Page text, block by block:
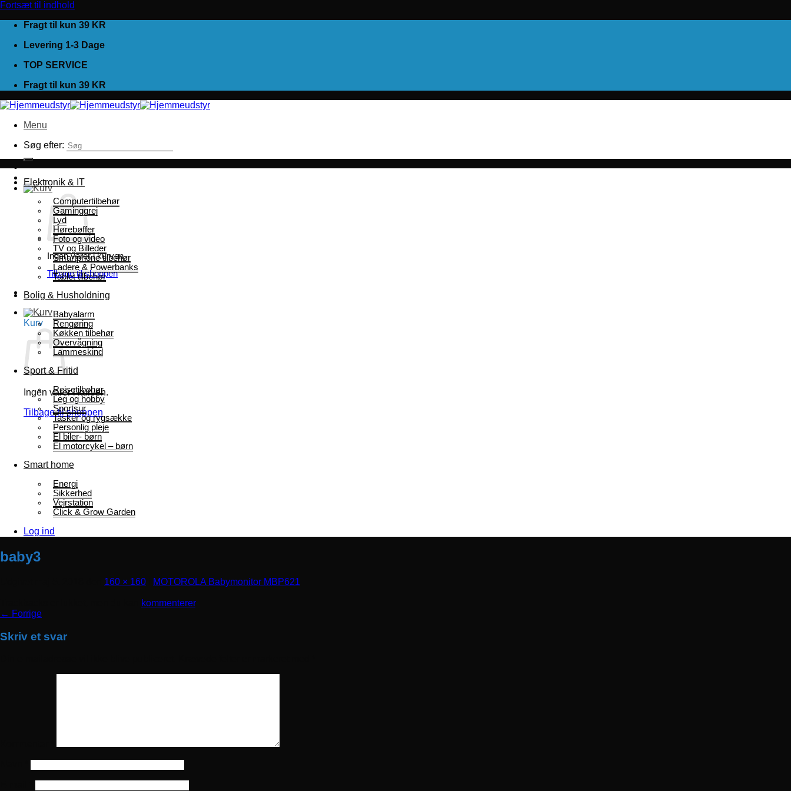
Fortsæt til indhold
Fragt til kun 39 KR
Levering 1-3 Dage
TOP SERVICE
Fragt til kun 39 KR
Menu
Søg efter:
Ingen varer i kurven.
Tilbage til shoppen
Kurv
Ingen varer i kurven.
Tilbage til shoppen
Elektronik & IT
Computertilbehør
Gaminggrej
Lyd
Hørebøffer
Foto og video
TV og Billeder
Smartphone tilbehør
Ladere & Powerbanks
Tablet tilbehør
Bolig & Husholdning
Babyalarm
Rengøring
Køkken tilbehør
Overvågning
Lammeskind
Sport & Fritid
Rejsetilbehør
Leg og hobby
Sportsur
Tasker og rygsække
Personlig pleje
El biler- børn
El motorcykel – børn
Smart home
Energi
Sikkerhed
Vejrstation
Click & Grow Garden
Log ind
baby3
160 × 160 MOTOROLA Babymonitor MBP621
kommenterer.
← Forrige
Skriv et svar